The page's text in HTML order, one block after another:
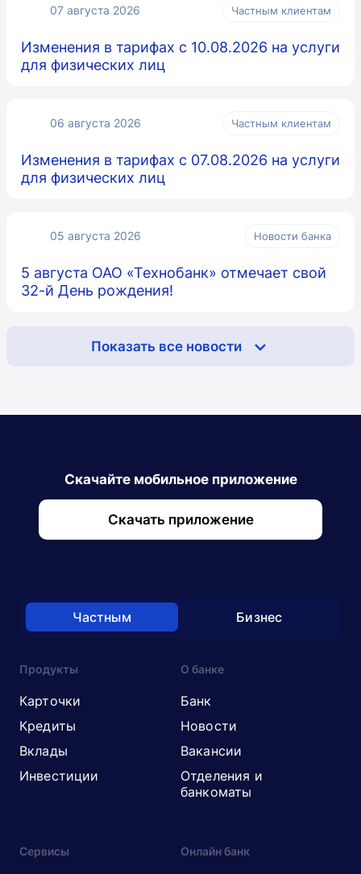
07 августа 2026 Частным клиентам
Изменения в тарифах с 10.08.2026 на услуги
для физических лиц
06 августа 2026 Частным клиентам
Изменения в тарифах с 07.08.2026 на услуги
для физических лиц
05 августа 2026 Новости банка
5 августа ОАО «Технобанк» отмечает свой
32-й День рождения!
Показать все новости
Скачайте мобильное приложение
Скачать приложение
Частным Бизнес
Продукты
Карточки
Кредиты
Вклады
Инвестиции
О банке
Банк
Новости
Вакансии
Отделения и
банкоматы
Сервисы Онлайн банк